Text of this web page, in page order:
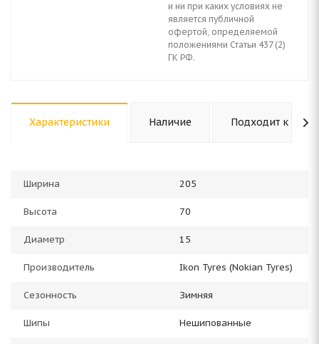
и ни при каких условиях не
является публичной
офертой, определяемой
положениями Статьи 437 (2)
ГК РФ.
Характеристики Наличие Подходит к авто
Ширина 205
Высота 70
Диаметр 15
Производитель Ikon Tyres (Nokian Tyres)
Сезонность Зимняя
Шипы Нешипованные